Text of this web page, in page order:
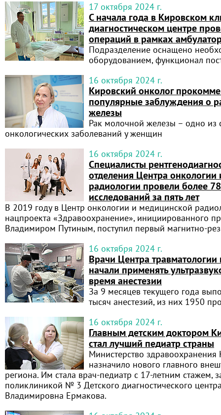
17 октября 2024 г.
С начала года в Кировском
диагностическом центре
операций в рамках
Подразделение оснащено
оборудованием, функционал
16 октября 2024 г.
Кировский онколог
популярные заблуждения о
железы
Рак молочной железы – одно из
онкологических заболеваний у женщин
16 октября 2024 г.
Специалисты
отделения Центра
радиологии провели более
исследований за пять лет
В 2019 году в Центр онкологии и медицинской
нацпроекта «Здравоохранение», инициированного
Владимиром Путиным, поступил первый магнитно-
16 октября 2024 г.
Врачи Центра
начали применять
время анестезии
За 9 месяцев текущего года
тысяч анестезий, из них 1950
16 октября 2024 г.
Главным детским доктором
стал лучший педиатр страны
Министерство здравоохранения
назначило нового главного
региона. Им стала врач-педиатр с 17-летним стажем,
поликлиникой № 3 Детского диагностического
Владимировна Ермакова.